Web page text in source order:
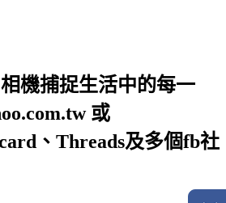
機捕捉生活中的每一
或
、Threads及多個fb社